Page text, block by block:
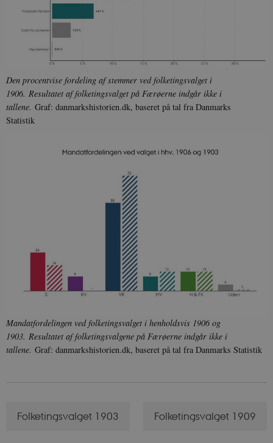
Den procentvise fordeling af stemmer ved folketingsvalget i
1906. Resultatet af folketingsvalget på Færøerne indgår ikke i
tallene. Graf: danmarkshistorien.dk, baseret på tal fra Danmarks
Statistik
Mandatfordelingen ved folketingsvalget i henholdsvis 1906 og
1903. Resultatet af folketingsvalgene på Færøerne indgår ikke i
tallene. Graf: danmarkshistorien.dk, baseret på tal fra Danmarks Statistik
Folketingsvalget 1903 Folketingsvalget 1909